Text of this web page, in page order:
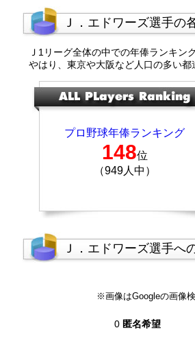
Ｊ．エドワーズ選手の
Ｊ1リーグ全体の中での年俸ランキン
やはり、東京や大阪など人口の多い都
プロ野球年俸ランキング
148位
（949人中）
Ｊ．エドワーズ選手へ
※画像はGoogleの画像
0 匿名希望